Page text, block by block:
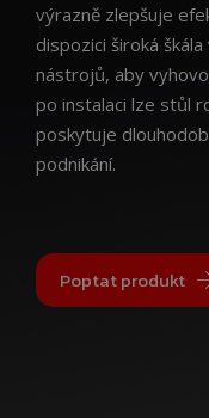
výrazně zlepšuje
dispozici široká
nástrojů, aby
po instalaci lze stůl
poskytuje
podnikání.
Poptat produkt